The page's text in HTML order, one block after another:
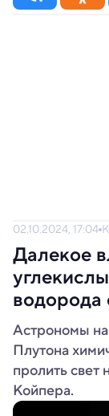
02.10.2024, 17:04
Далекое
Астрономы
Плутона
пролить свет
Койпера.